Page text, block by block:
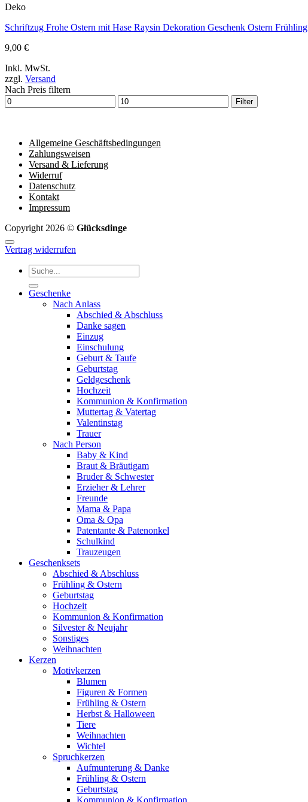
Deko
Schriftzug Frohe Ostern mit Hase Raysin Dekoration Geschenk Ostern Frühling
9,00 €
Inkl. MwSt.
zzgl. Versand
Nach Preis filtern
Min.
Preis
Max.
Preis
Filter
Allgemeine Geschäftsbedingungen
Zahlungsweisen
Versand & Lieferung
Widerruf
Datenschutz
Kontakt
Impressum
Copyright 2026 © Glücksdinge
Vertrag widerrufen
Suchen
nach:
Geschenke
Nach Anlass
Abschied & Abschluss
Danke sagen
Einzug
Einschulung
Geburt & Taufe
Geburtstag
Geldgeschenk
Hochzeit
Kommunion & Konfirmation
Muttertag & Vatertag
Valentinstag
Trauer
Nach Person
Baby & Kind
Braut & Bräutigam
Bruder & Schwester
Erzieher & Lehrer
Freunde
Mama & Papa
Oma & Opa
Patentante & Patenonkel
Schulkind
Trauzeugen
Geschenksets
Abschied & Abschluss
Frühling & Ostern
Geburtstag
Hochzeit
Kommunion & Konfirmation
Silvester & Neujahr
Sonstiges
Weihnachten
Kerzen
Motivkerzen
Blumen
Figuren & Formen
Frühling & Ostern
Herbst & Halloween
Tiere
Weihnachten
Wichtel
Spruchkerzen
Aufmunterung & Danke
Frühling & Ostern
Geburtstag
Kommunion & Konfirmation